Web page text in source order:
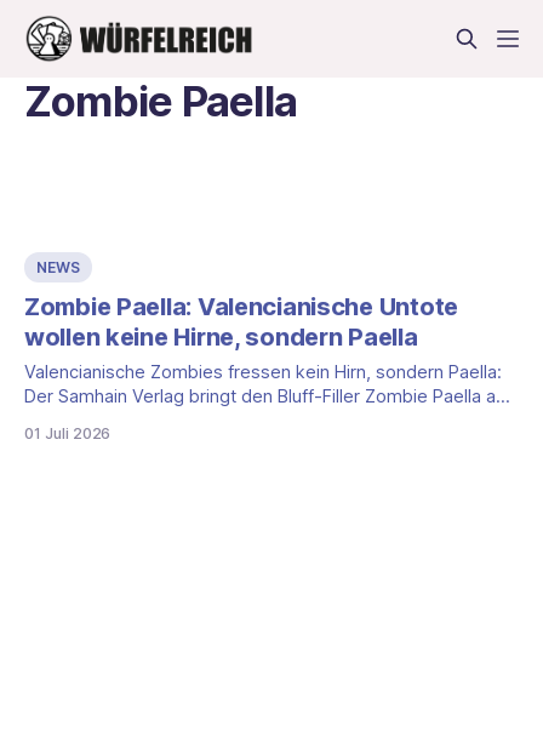
Zombie Paella
NEWS
Zombie Paella: Valencianische Untote
wollen keine Hirne, sondern Paella
Valencianische Zombies fressen kein Hirn, sondern Paella:
Der Samhain Verlag bringt den Bluff-Filler Zombie Paella auf
01 Juli 2026